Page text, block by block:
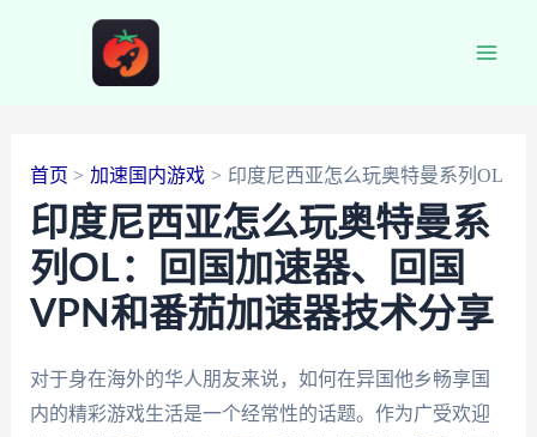
首页 加速国内游戏 印度尼西亚怎么玩奥特曼系列OL
印度尼西亚怎么玩奥特曼系
列OL：回国加速器、回国
VPN和番茄加速器技术分享
对于身在海外的华人朋友来说，如何在异国他乡畅享国
内的精彩游戏生活是一个经常性的话题。作为广受欢迎